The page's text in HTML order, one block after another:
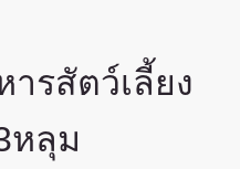
รสัตว์เลี้ยง
หลุม